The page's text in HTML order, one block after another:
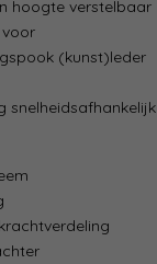
hoogte verstelbaar
voor
(kunst)leder
snelheidsafhankelijk